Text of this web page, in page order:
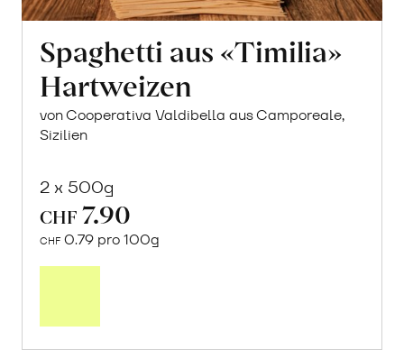
Spaghetti aus «Timilia»
Hartweizen
von Cooperativa Valdibella aus Camporeale,
Sizilien
2 x 500g
CHF 7.90
CHF 0.79 pro 100g